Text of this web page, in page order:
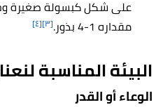
على شكل كبسولة صغيرة
مقداره 1-4 بذور.
[٣] [٤]
البيئة المناسبة
الوعاء أو القدر